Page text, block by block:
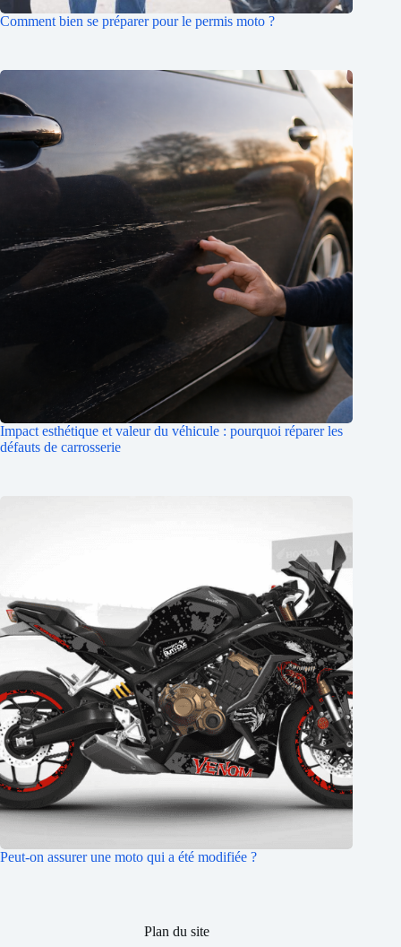
Comment bien se préparer pour le permis moto ?
Impact esthétique et valeur du véhicule : pourquoi réparer les
défauts de carrosserie
Peut-on assurer une moto qui a été modifiée ?
Plan du site